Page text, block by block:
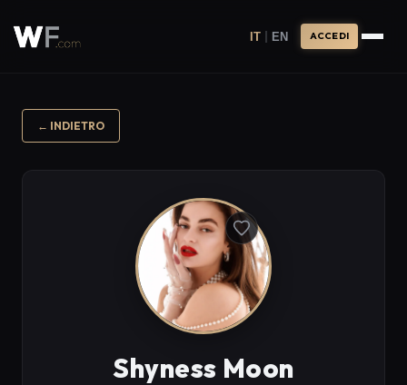
IT | EN ACCEDI
← INDIETRO
Shyness Moon